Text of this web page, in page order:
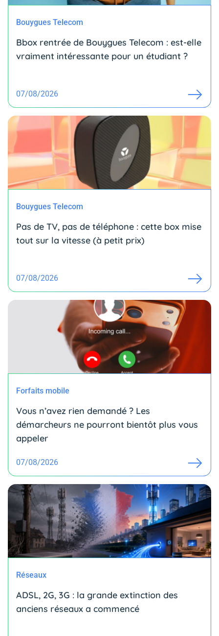
Bouygues Telecom
Bbox rentrée de Bouygues Telecom : est-elle
vraiment intéressante pour un étudiant ?
07/08/2026
Bouygues Telecom
Pas de TV, pas de téléphone : cette box mise
tout sur la vitesse (à petit prix)
07/08/2026
Forfaits mobile
Vous n’avez rien demandé ? Les
démarcheurs ne pourront bientôt plus vous
appeler
07/08/2026
Réseaux
ADSL, 2G, 3G : la grande extinction des
anciens réseaux a commencé